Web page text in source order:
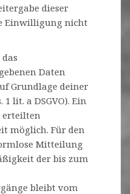
dieser
Einwilligung nicht
Daten
Grundlage deiner
lit. a DSGVO). Ein
erteilten
möglich. Für den
Mitteilung
der bis zum
bleibt vom